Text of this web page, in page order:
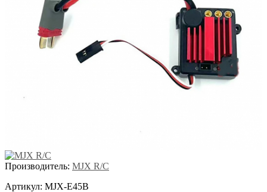
Производитель: MJX R/C
Артикул: MJX-E45B